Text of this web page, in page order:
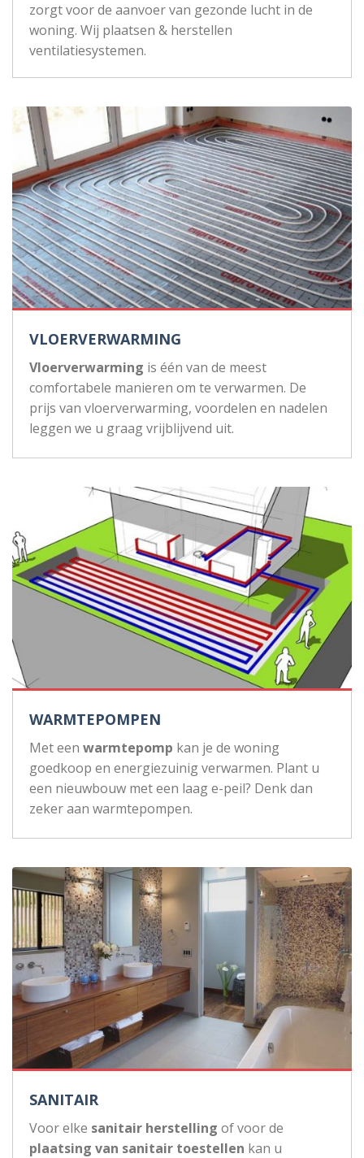
zorgt voor de aanvoer van gezonde lucht in de
woning. Wij plaatsen & herstellen
ventilatiesystemen.
VLOERVERWARMING
Vloerverwarming is één van de meest
comfortabele manieren om te verwarmen. De
prijs van vloerverwarming, voordelen en nadelen
leggen we u graag vrijblijvend uit.
WARMTEPOMPEN
Met een warmtepomp kan je de woning
goedkoop en energiezuinig verwarmen. Plant u
een nieuwbouw met een laag e-peil? Denk dan
zeker aan warmtepompen.
SANITAIR
Voor elke sanitair herstelling of voor de
plaatsing van sanitair toestellen kan u